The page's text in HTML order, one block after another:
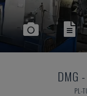
DMG -
PL-